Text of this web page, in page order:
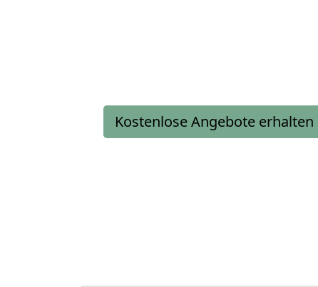
Kostenlose Angebote erhalten